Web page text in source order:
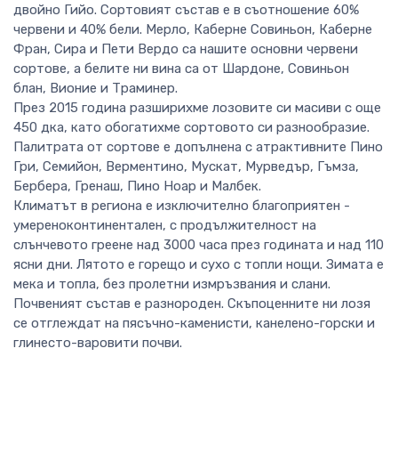
двойно Гийо. Сортовият състав е в съотношение 60%
червени и 40% бели. Мерло, Каберне Совиньон, Каберне
Фран, Сира и Пети Вердо са нашите основни червени
сортове, а белите ни вина са от Шардоне, Совиньон
блан, Вионие и Траминер.
През 2015 година разширихме лозовите си масиви с още
450 дка, като обогатихме сортовото си разнообразие.
Палитрата от сортове е допълнена с атрактивните Пино
Гри, Семийон, Верментино, Мускат, Мурведър, Гъмза,
Бербера, Гренаш, Пино Ноар и Малбек.
Климатът в региона е изключително благоприятен -
умереноконтинентален, с продължителност на
слънчевото греене над 3000 часа през годината и над 110
ясни дни. Лятото е горещо и сухо с топли нощи. Зимата е
мека и топла, без пролетни измръзвания и слани.
Почвеният състав е разнороден. Скъпоценните ни лозя
се отглеждат на пясъчно-каменисти, канелено-горски и
глинесто-варовити почви.